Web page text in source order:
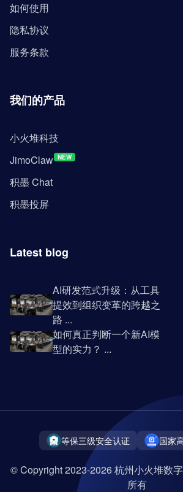
如何使用
隐私协议
服务条款
我们的产品
小火堆科技
JimoClaw NEW
积墨 Chat
积墨投屏
Latest blog
AI研发范式升级：从工具
提效到组织变革的跨越之
路 ...
如何真正判断一个新AI模
型的实力？ ...
等保三级安全认证 国家
© Copyright 2023-2026 杭州小火堆数字
所有